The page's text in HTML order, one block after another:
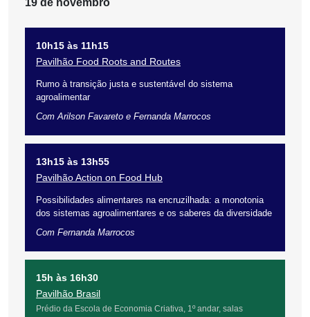
10h15 às 11h15
Pavilhão Food Roots and Routes
Rumo à transição justa e sustentável do sistema
agroalimentar
Com Arilson Favareto e Fernanda Marrocos
13h15 às 13h55
Pavilhão Action on Food Hub
Possibilidades alimentares na encruzilhada: a monotonia
dos sistemas agroalimentares e os saberes da diversidade
Com Fernanda Marrocos
15h às 16h30
Pavilhão Brasil
Prédio da Escola de Economia Criativa, 1º andar, salas